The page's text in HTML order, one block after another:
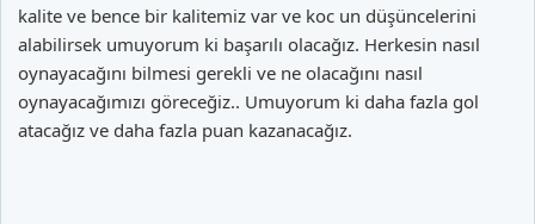
kalite ve bence bir kalitemiz var ve koc un düşüncelerini
alabilirsek umuyorum ki başarılı olacağız. Herkesin nasıl
oynayacağını bilmesi gerekli ve ne olacağını nasıl
oynayacağımızı göreceğiz.. Umuyorum ki daha fazla gol
atacağız ve daha fazla puan kazanacağız.